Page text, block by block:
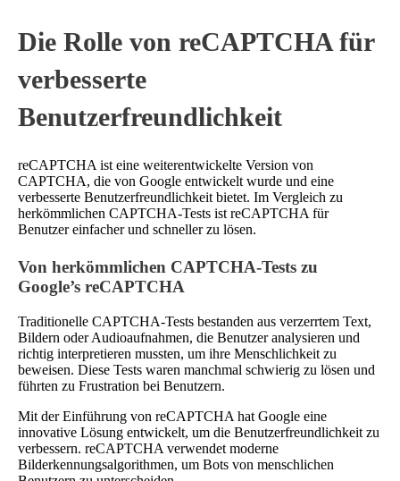
Die Rolle von reCAPTCHA für
verbesserte
Benutzerfreundlichkeit
reCAPTCHA ist eine weiterentwickelte Version von
CAPTCHA, die von Google entwickelt wurde und eine
verbesserte Benutzerfreundlichkeit bietet. Im Vergleich zu
herkömmlichen CAPTCHA-Tests ist reCAPTCHA für
Benutzer einfacher und schneller zu lösen.
Von herkömmlichen CAPTCHA-Tests zu
Google’s reCAPTCHA
Traditionelle CAPTCHA-Tests bestanden aus verzerrtem Text,
Bildern oder Audioaufnahmen, die Benutzer analysieren und
richtig interpretieren mussten, um ihre Menschlichkeit zu
beweisen. Diese Tests waren manchmal schwierig zu lösen und
führten zu Frustration bei Benutzern.
Mit der Einführung von reCAPTCHA hat Google eine
innovative Lösung entwickelt, um die Benutzerfreundlichkeit zu
verbessern. reCAPTCHA verwendet moderne
Bilderkennungsalgorithmen, um Bots von menschlichen